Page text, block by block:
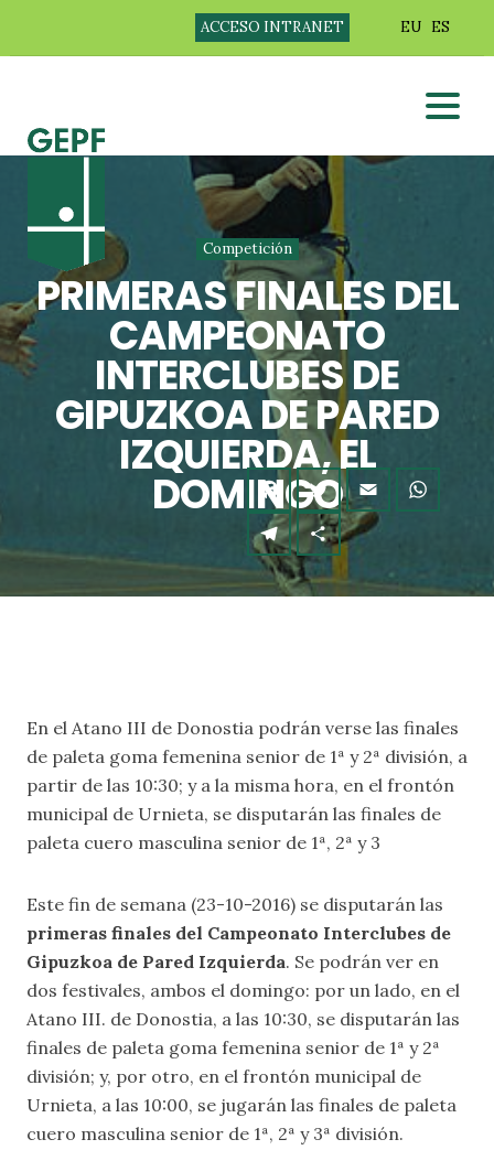
ACCESO INTRANET EU ES
Competición
PRIMERAS FINALES DEL
CAMPEONATO
INTERCLUBES DE
GIPUZKOA DE PARED
IZQUIERDA, EL
DOMINGO
En el Atano III de Donostia podrán verse las finales
de paleta goma femenina senior de 1ª y 2ª división, a
partir de las 10:30; y a la misma hora, en el frontón
municipal de Urnieta, se disputarán las finales de
paleta cuero masculina senior de 1ª, 2ª y 3
Este fin de semana (23-10-2016) se disputarán las
primeras finales del Campeonato Interclubes de
Gipuzkoa de Pared Izquierda. Se podrán ver en
dos festivales, ambos el domingo: por un lado, en el
Atano III. de Donostia, a las 10:30, se disputarán las
finales de paleta goma femenina senior de 1ª y 2ª
división; y, por otro, en el frontón municipal de
Urnieta, a las 10:00, se jugarán las finales de paleta
cuero masculina senior de 1ª, 2ª y 3ª división.